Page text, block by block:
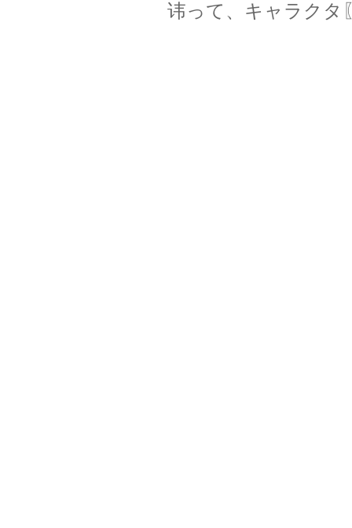
讳って、キャラク